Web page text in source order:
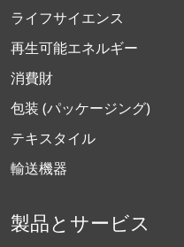
ライフサイエンス
再生可能エネルギー
消費財
包装 (パッケージング)
テキスタイル
輸送機器
製品とサービス